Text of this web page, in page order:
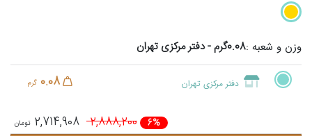
وزن و شعبه :0.08گرم - دفتر مرکزی تهران
دفتر مرکزی تهران 0.08 گرم
6%
2,888,200
2,714,908